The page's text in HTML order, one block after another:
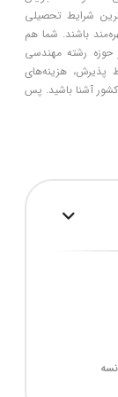
شرایط تحصیلی
باشند. شما هم
حوزه رشته مهندسی
پذیرش، هزینه‌های
آشنا باشید. پس